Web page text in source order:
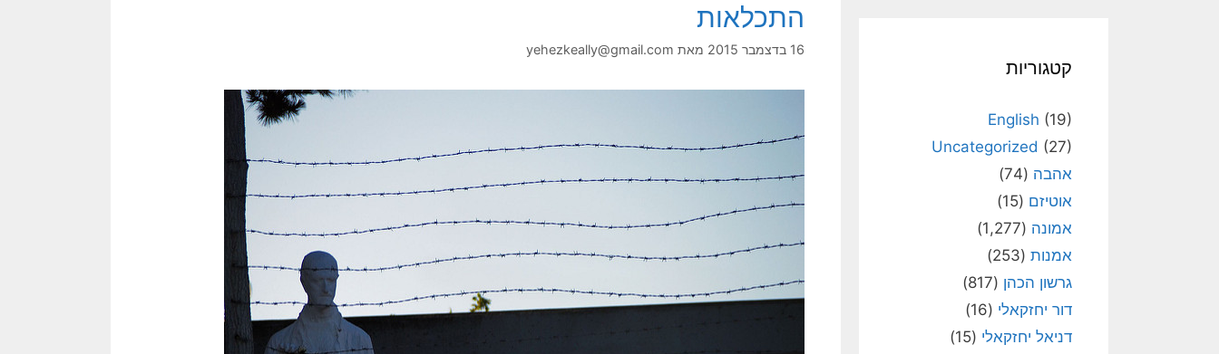
התכלאות
16 בדצמבר 2015 מאת yehezkeally@gmail.com
קטגוריות
English (19)
Uncategorized (27)
אהבה (74)
אוטיזם (15)
אמונה (1,277)
אמנות (253)
גרשון הכהן (817)
דור יחזקאלי (16)
דניאל יחזקאלי (15)